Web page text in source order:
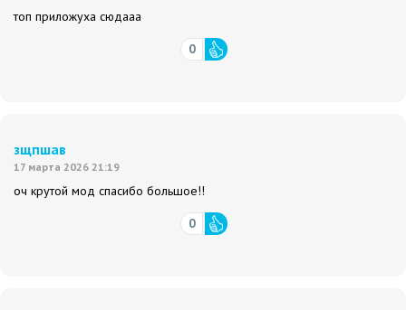
топ приложуха сюдааа
0
зщпшав
17 марта 2026 21:19
оч крутой мод спасибо большое!!
0